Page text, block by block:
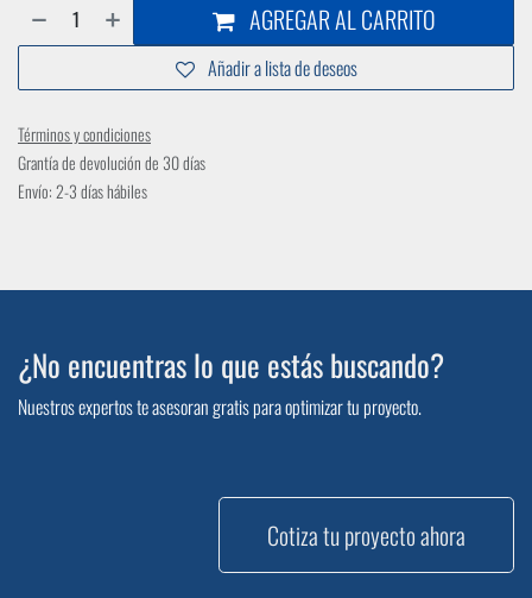
AGREGAR AL CARRITO
Añadir a lista de deseos
Términos y condiciones
Grantía de devolución de 30 días
Envío: 2-3 días hábiles
¿No encuentras lo que estás buscando?
Nuestros expertos te asesoran gratis para optimizar tu proyecto.
Cotiza tu proyecto ahora